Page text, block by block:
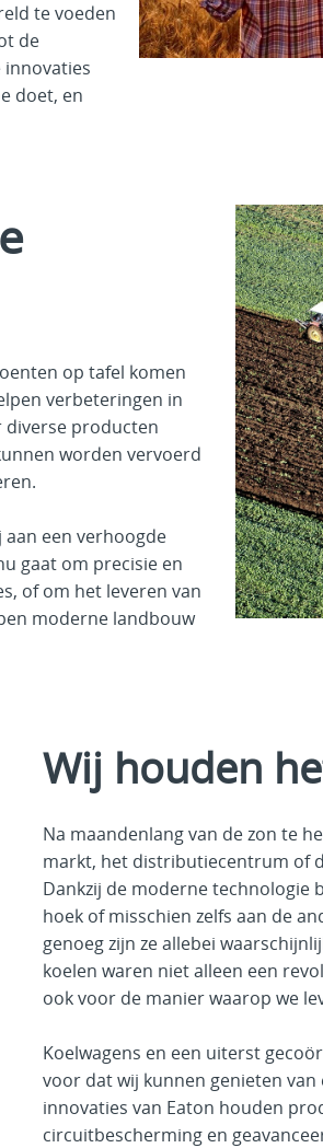
te voeden
de
innovaties
doet, en
op tafel komen
verbeteringen in
diverse producten
worden vervoerd
een verhoogde
gaat om precisie en
of om het leveren van
moderne landbouw
Wij houden
Na maandenlang van de zon te
markt, het distributiecentrum of
Dankzij de moderne technologie
hoek of misschien zelfs aan de
genoeg zijn ze allebei
koelen waren niet alleen een
ook voor de manier waarop we
Koelwagens en een uiterst
voor dat wij kunnen genieten
innovaties van Eaton houden
circuitbescherming en